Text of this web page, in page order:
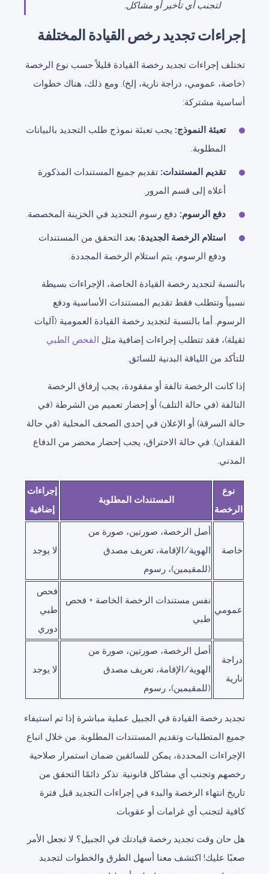
لتجنب أي تأخير أو مشاكل.
إجراءات تجديد رخص القيادة المختلفة
تختلف إجراءات تجديد رخصة القيادة قليلاً حسب نوع الرخصة
(خاصة، عمومي، دراجة نارية، إلخ). ومع ذلك، هناك خطوات
أساسية مشتركة:
تعبئة النموذج: يجب تعبئة نموذج طلب التجديد بالبيانات
المطلوبة.
تقديم المستندات: تقديم جميع المستندات المذكورة
أعلاه إلى قسم المرور.
دفع الرسوم: دفع رسوم التجديد في الخزينة المخصصة.
استلام الرخصة الجديدة: بعد التحقق من المستندات
ودفع الرسوم، يتم استلام الرخصة المجددة.
بالنسبة لتجديد رخصة القيادة الخاصة، الإجراءات بسيطة
نسبياً وتتطلب فقط تقديم المستندات الأساسية ودفع
الرسوم. أما بالنسبة لتجديد رخصة القيادة العمومية (آليات
ثقيلة)، فقد تتطلب إجراءات إضافية مثل الفحص الطبي
للتأكد من اللياقة البدنية للسائق.
إذا كانت الرخصة تالفة أو مفقودة، يجب إرفاق الرخصة
التالفة (في حالة التلف) أو إحضار تعميم من الشرطة (في
حالة السرقة) أو الإعلان في إحدى الصحف المحلية (في حالة
الفقدان). في حالة الاحتراق، يجب إحضار محضر من الدفاع
المدني.
نوع
الرخصة
المستندات المطلوبة
إجراءات
إضافية
خاصة
أصل الرخصة، صورتين، صورة من
الهوية/الإقامة، تعريف مصدق
(للمقيمين)، رسوم
لا يوجد
عمومي
نفس مستندات الرخصة الخاصة + فحص
طبي
فحص
طبي
دوري
دراجة
نارية
أصل الرخصة، صورتين، صورة من
الهوية/الإقامة، تعريف مصدق
(للمقيمين)، رسوم
لا يوجد
تجديد رخصة القيادة في الجبيل عملية مباشرة إذا تم استيفاء
جميع المتطلبات وتقديم المستندات المطلوبة. من خلال اتباع
الإجراءات المحددة، يمكن للسائقين ضمان استمرار صلاحية
رخصهم وتجنب أي مشاكل قانونية. تذكر دائمًا التحقق من
تاريخ انتهاء الرخصة والبدء في إجراءات التجديد قبل فترة
كافية لتجنب أي غرامات أو عقوبات.
هل حان وقت تجديد رخصة قيادتك في الجبيل؟ لا تجعل الأمر
صعبًا عليك! اكتشف معنا أسهل الطرق والخطوات لتجديد